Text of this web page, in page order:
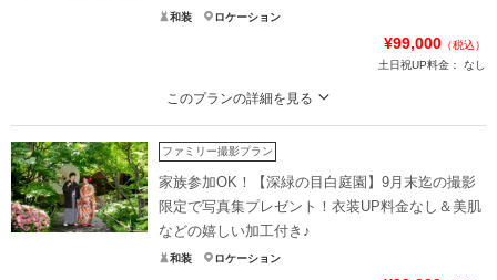
和装 ロケーション
¥99,000 （税込）
土日祝UP料金：
なし
このプランの詳細を見る
165,000円→99,000円！雨の日も安心♪趣ある和室と新緑の美しい庭園散策が一
度に楽しめる和装2着プラン
深緑の庭園と趣ある和室で異なる雰囲気の撮影を楽しめる和装2着プラン
雨天でも決行できるので日程変更の心配がなく安心です
家族参加OK（人数は応相談）
衣装UP料金なし※新郎は1着となります
さらに8月中のお申込みで土日祝日料サービス！
ファミリー撮影プラン
家族参加OK！【深緑の目白庭園】9月末迄の撮影
限定で写真集プレゼント！衣装UP料金なし＆美肌
などの嬉しい加工付き♪
和装 ロケーション